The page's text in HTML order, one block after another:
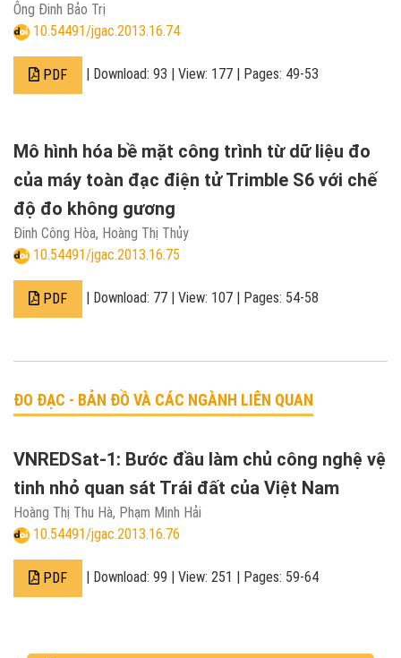
Ông Đinh Bảo Trị
10.54491/jgac.2013.16.74
PDF | Download: 93 | View: 177 | Pages: 49-53
Mô hình hóa bề mặt công trình từ dữ liệu đo
của máy toàn đạc điện tử Trimble S6 với chế
độ đo không gương
Đinh Công Hòa, Hoàng Thị Thủy
10.54491/jgac.2013.16.75
PDF | Download: 77 | View: 107 | Pages: 54-58
ĐO ĐẠC - BẢN ĐỒ VÀ CÁC NGÀNH LIÊN QUAN
VNREDSat-1: Bước đầu làm chủ công nghệ vệ
tinh nhỏ quan sát Trái đất của Việt Nam
Hoàng Thị Thu Hà, Phạm Minh Hải
10.54491/jgac.2013.16.76
PDF | Download: 99 | View: 251 | Pages: 59-64